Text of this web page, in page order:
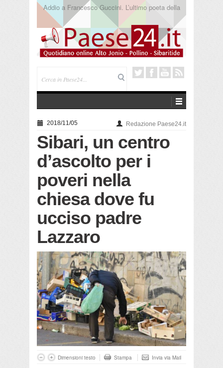
Saracena. Presentato “America”, il romanzo di Luigi
Pandolfi che racconta l’emigrazione
2018/11/05 Redazione Paese24.it
Sibari, un centro
d’ascolto per i
poveri nella
chiesa dove fu
ucciso padre
Lazzaro
Dimensioni testo Stampa Invia via Mail